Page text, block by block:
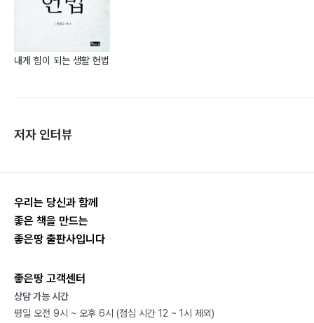
내게 힘이 되는 생활 헌법
저자 인터뷰
우리는 당신과 함께
좋은 책을 만드는
좋은땅 출판사입니다
좋은땅 고객센터
상담 가능 시간
평일 오전 9시 ~ 오후 6시 (점심 시간 12 ~ 1시 제외)